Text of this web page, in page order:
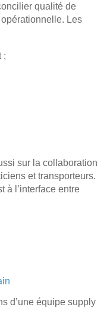
qualité de
Les
;
sur la collaboration
et transporteurs.
à l’interface entre
d’une équipe supply